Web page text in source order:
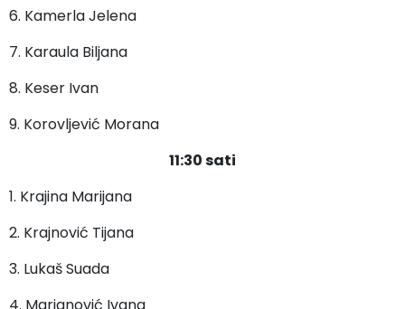
6. Kamerla Jelena
7. Karaula Biljana
8. Keser Ivan
9. Korovljević Morana
11:30 sati
1. Krajina Marijana
2. Krajnović Tijana
3. Lukaš Suada